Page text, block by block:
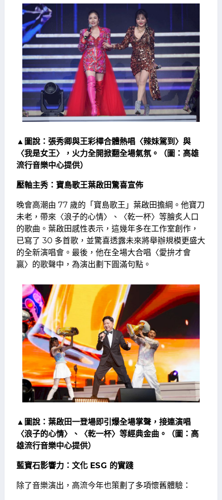
▲圖說：張秀卿與王彩樺合體熱唱〈辣妹駕到〉與
〈我是女王〉，火力全開掀翻全場氣氛。（圖：高雄
流行音樂中心提供）
壓軸主秀：寶島歌王葉啟田驚喜宣佈
晚會高潮由 77 歲的「寶島歌王」葉啟田擔綱。他寶刀
未老，帶來〈浪子的心情〉、〈乾一杯〉等膾炙人口
的歌曲。葉啟田感性表示，這幾年多在工作室創作，
已寫了 30 多首歌，並驚喜透露未來將舉辦規模更盛大
的全新演唱會。最後，他在全場大合唱〈愛拚才會
贏〉的歌聲中，為演出劃下圓滿句點。
▲圖說：葉啟田一登場即引爆全場掌聲，接連演唱
〈浪子的心情〉、〈乾一杯〉等經典金曲。（圖：高
雄流行音樂中心提供）
藍寶石影響力：文化 ESG 的實踐
除了音樂演出，高流今年也策劃了多項懷舊體驗：